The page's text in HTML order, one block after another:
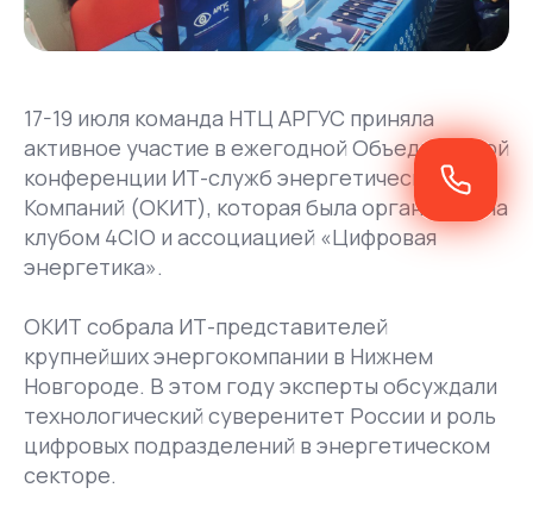
17-19 июля команда НТЦ АРГУС приняла
активное участие в ежегодной Объединённой
конференции ИТ-служб энергетических
Компаний (ОКИТ), которая была организована
клубом 4CIO и ассоциацией «Цифровая
энергетика».
ОКИТ собрала ИТ-представителей
крупнейших энергокомпании в Нижнем
Новгороде. В этом году эксперты обсуждали
технологический суверенитет России и роль
цифровых подразделений в энергетическом
секторе.